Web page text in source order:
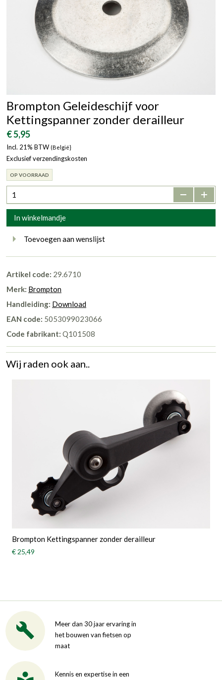
Brompton Geleideschijf voor
Kettingspanner zonder derailleur
€ 5,95
Incl. 21% BTW (België}
Exclusief verzendingskosten
OP VOORRAAD
- +
In winkelmandje
Toevoegen aan wenslijst
Artikel code: 29.6710
Merk: Brompton
Handleiding: Download
EAN code: 5053099023066
Code fabrikant: Q101508
Wij raden ook aan..
Brompton Kettingspanner zonder derailleur
€ 25,49
Meer dan 30 jaar ervaring in
het bouwen van fietsen op
maat
Kennis en expertise in een